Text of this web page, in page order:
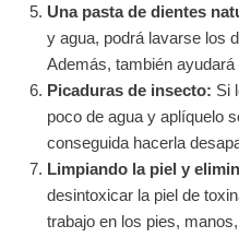
Una pasta de dientes
y agua, podrá lavarse los
Además, también
Picaduras de insecto: Si
poco de agua y aplíquelo
conseguida hacerla
Limpiando la piel y
desintoxicar la piel de
trabajo en los pies,